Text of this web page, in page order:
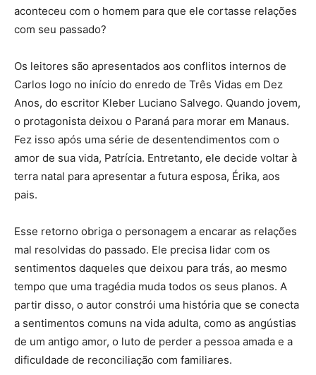
aconteceu com o homem para que ele cortasse relações
com seu passado?
Os leitores são apresentados aos conflitos internos de
Carlos logo no início do enredo de Três Vidas em Dez
Anos, do escritor Kleber Luciano Salvego. Quando jovem,
o protagonista deixou o Paraná para morar em Manaus.
Fez isso após uma série de desentendimentos com o
amor de sua vida, Patrícia. Entretanto, ele decide voltar à
terra natal para apresentar a futura esposa, Érika, aos
pais.
Esse retorno obriga o personagem a encarar as relações
mal resolvidas do passado. Ele precisa lidar com os
sentimentos daqueles que deixou para trás, ao mesmo
tempo que uma tragédia muda todos os seus planos. A
partir disso, o autor constrói uma história que se conecta
a sentimentos comuns na vida adulta, como as angústias
de um antigo amor, o luto de perder a pessoa amada e a
dificuldade de reconciliação com familiares.